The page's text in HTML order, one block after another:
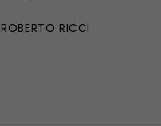
ROBERTO RICCI